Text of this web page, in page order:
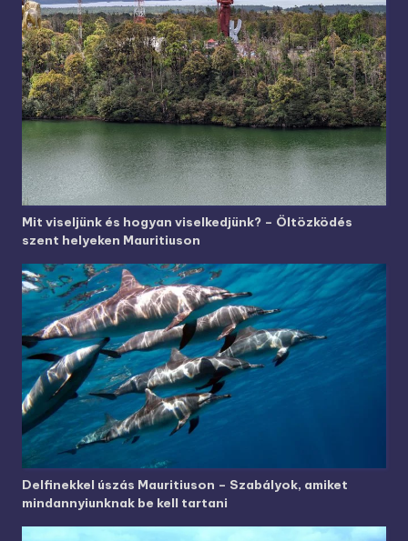
Mit viseljünk és hogyan viselkedjünk? – Öltözködés
szent helyeken Mauritiuson
Delfinekkel úszás Mauritiuson – Szabályok, amiket
mindannyiunknak be kell tartani